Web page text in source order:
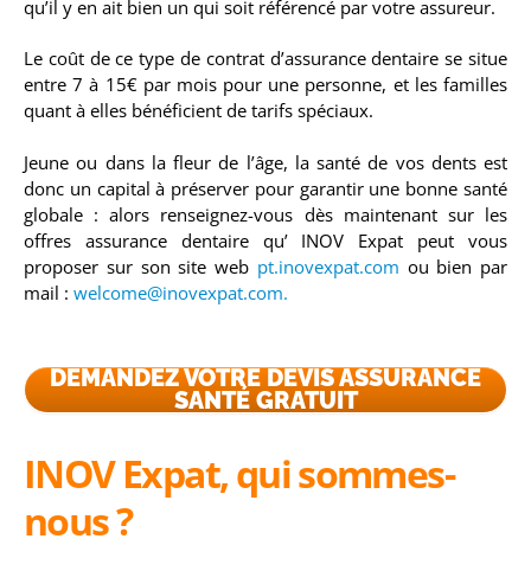
qu’il y en ait bien un qui soit référencé par votre assureur.
Le coût de ce type de contrat d’assurance dentaire se situe
entre 7 à 15€ par mois pour une personne, et les familles
quant à elles bénéficient de tarifs spéciaux.
Jeune ou dans la fleur de l’âge, la santé de vos dents est
donc un capital à préserver pour garantir une bonne santé
globale : alors renseignez-vous dès maintenant sur les
offres assurance dentaire qu’ INOV Expat peut vous
proposer sur son site web pt.inovexpat.com ou bien par
mail : welcome@inovexpat.com.
DEMANDEZ VOTRE DEVIS ASSURANCE
SANTÉ GRATUIT
INOV Expat, qui sommes-
nous ?